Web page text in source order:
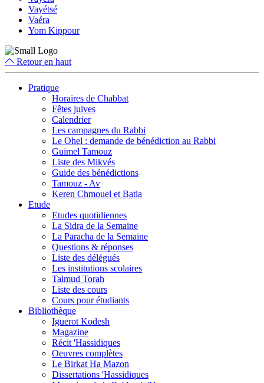
Vayétsé
Vaéra
Yom Kippour
Retour en haut
Pratique
Horaires de Chabbat
Fêtes juives
Calendrier
Les campagnes du Rabbi
Le Ohel : demande de bénédiction au Rabbi
Guimel Tamouz
Liste des Mikvés
Guide des bénédictions
Tamouz - Av
Keren Chmouel et Batia
Etude
Etudes quotidiennes
La Sidra de la Semaine
La Paracha de la Semaine
Questions & réponses
Liste des délégués
Les institutions scolaires
Talmud Torah
Liste des cours
Cours pour étudiants
Bibliothèque
Iguerot Kodesh
Magazine
Récit 'Hassidiques
Oeuvres complètes
Le Birkat Ha Mazon
Dissertations 'Hassidiques